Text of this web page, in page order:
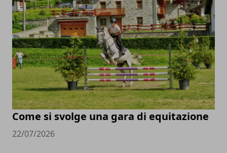
Come si svolge una gara di equitazione
22/07/2026